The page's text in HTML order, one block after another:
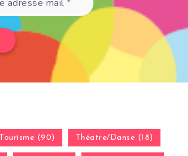
Tourisme (90) Théatre/Danse (18)